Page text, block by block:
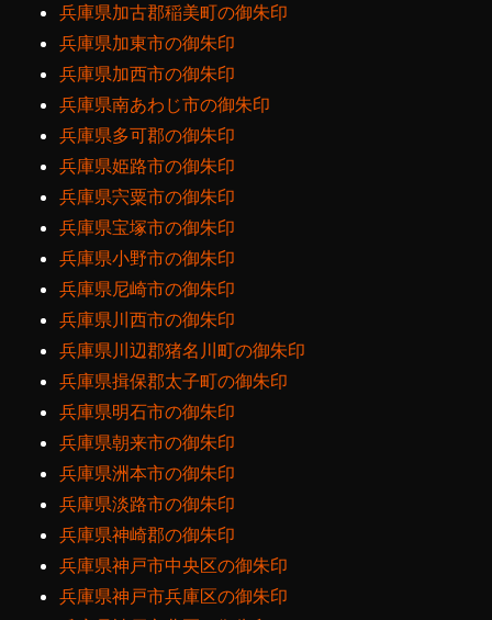
兵庫県加古郡稲美町の御朱印
兵庫県加東市の御朱印
兵庫県加西市の御朱印
兵庫県南あわじ市の御朱印
兵庫県多可郡の御朱印
兵庫県姫路市の御朱印
兵庫県宍粟市の御朱印
兵庫県宝塚市の御朱印
兵庫県小野市の御朱印
兵庫県尼崎市の御朱印
兵庫県川西市の御朱印
兵庫県川辺郡猪名川町の御朱印
兵庫県揖保郡太子町の御朱印
兵庫県明石市の御朱印
兵庫県朝来市の御朱印
兵庫県洲本市の御朱印
兵庫県淡路市の御朱印
兵庫県神崎郡の御朱印
兵庫県神戸市中央区の御朱印
兵庫県神戸市兵庫区の御朱印